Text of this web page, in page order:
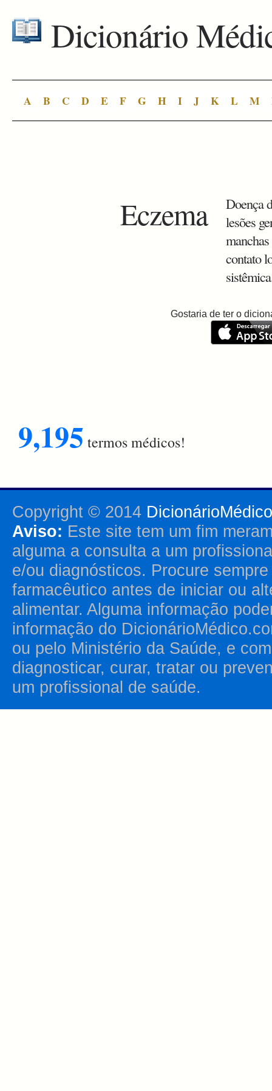
Dicionário
A B C D E F G H I J K L M
Eczema
Doença
lesões
contato
Gostaria de ter o
9,195 termos médicos!
Copyright © 2014
Aviso: Este site tem um fim
alguma a consulta a um
e/ou diagnósticos. Procure
farmacêutico antes de iniciar ou
alimentar. Alguma informação
informação do
ou pelo Ministério da Saúde, e
diagnosticar, curar, tratar ou
um profissional de saúde.